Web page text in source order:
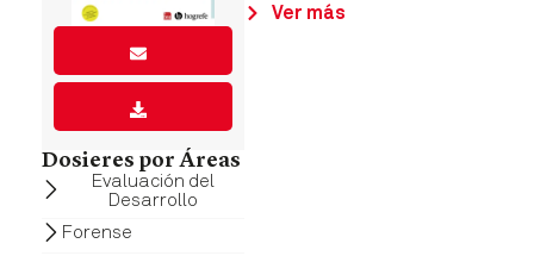
Dosieres por Áreas
Evaluación del
Desarrollo
Forense
Ver más